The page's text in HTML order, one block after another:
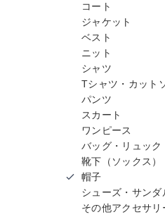
コート
ジャケット
ベスト
ニット
シャツ
Tシャツ・カット
パンツ
スカート
ワンピース
バッグ・リュック
靴下（ソックス）
帽子
シューズ・サンダ
その他アクセサリ